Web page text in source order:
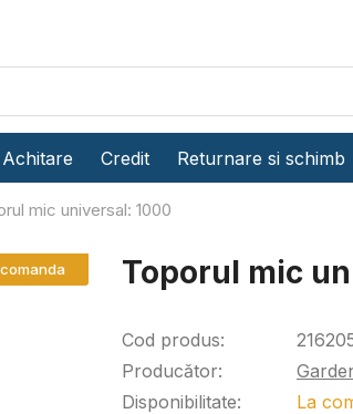
Achitare Credit Returnare si schimb
mic universal: 1000
Toporul mic
Cod produs:
Producător:
Disponibilitate:
La